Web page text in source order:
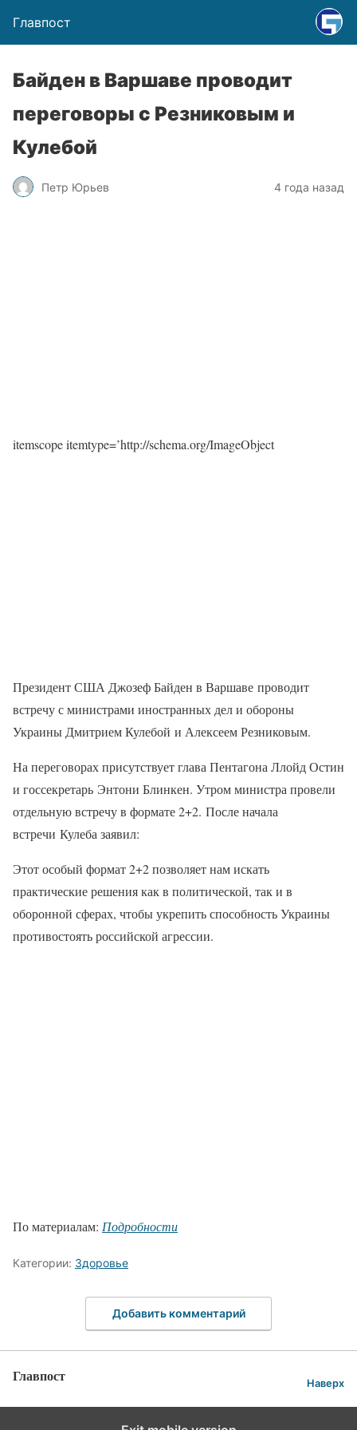
Главпост
Байден в Варшаве проводит
переговоры с Резниковым и
Кулебой
Петр Юрьев 4 года назад
itemscope itemtype=’http://schema.org/ImageObject
Президент США Джозеф Байден в Варшаве проводит
встречу с министрами иностранных дел и обороны
Украины Дмитрием Кулебой и Алексеем Резниковым.
На переговорах присутствует глава Пентагона Ллойд Остин
и госсекретарь Энтони Блинкен. Утром министра провели
отдельную встречу в формате 2+2. После начала
встречи Кулеба заявил:
Этот особый формат 2+2 позволяет нам искать
практические решения как в политической, так и в
оборонной сферах, чтобы укрепить способность Украины
противостоять российской агрессии.
По материалам: Подробности
Категории: Здоровье
Добавить комментарий
Главпост Наверх